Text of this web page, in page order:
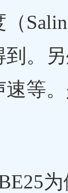
。
等